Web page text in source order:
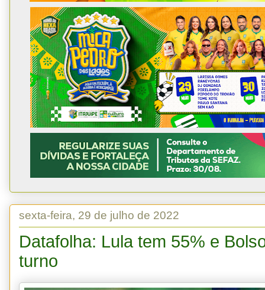
sexta-feira, 29 de julho de 2022
Datafolha: Lula tem 55% e
turno